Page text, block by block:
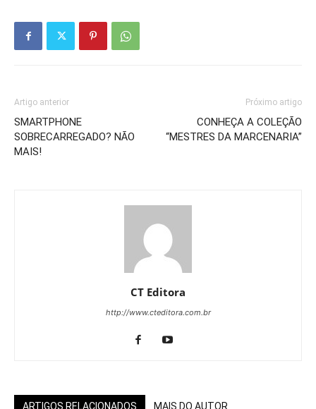
Artigo anterior
SMARTPHONE
SOBRECARREGADO? NÃO
MAIS!
Próximo artigo
CONHEÇA A COLEÇÃO
“MESTRES DA MARCENARIA”
CT Editora
http://www.cteditora.com.br
ARTIGOS RELACIONADOS MAIS DO AUTOR